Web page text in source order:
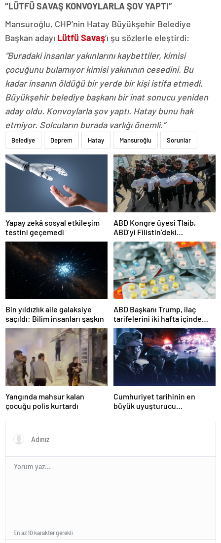
“LÜTFÜ SAVAŞ KONVOYLARLA ŞOV YAPTI”
Mansuroğlu, CHP’nin Hatay Büyükşehir Belediye
Başkan adayı Lütfü Savaş’ı şu sözlerle eleştirdi:
“Buradaki insanlar yakınlarını kaybettiler, kimisi
çocuğunu bulamıyor kimisi yakınının cesedini. Bu
kadar insanın öldüğü bir yerde bir kişi istifa etmedi.
Büyükşehir belediye başkanı bir inat sonucu yeniden
aday oldu. Konvoylarla şov yaptı. Hatay bunu hak
etmiyor. Solcuların burada varlığı önemli.”
Belediye Deprem Hatay Mansuroğlu Sorunlar
Yapay zekâ sosyal etkileşim
testini geçemedi
ABD Kongre üyesi Tlaib,
ABD’yi Filistin’deki
“soykırımda suç ortağı”
olmakla itham etti
Bin yıldızlık aile galaksiye
saçıldı: Bilim insanları şaşkın
ABD Başkanı Trump, ilaç
tarifelerini iki hafta içinde
açıklayacağını söyledi
Yangında mahsur kalan
çocuğu polis kurtardı
Cumhuriyet tarihinin en
büyük uyuşturucu
tutuklandı
En az 10 karakter gerekli